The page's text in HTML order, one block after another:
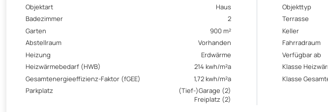
Objektart
Haus Objekttyp
Badezimmer
2 Terrasse
Garten
900 m² Keller
Abstellraum
Vorhanden Fahrradraum
Heizung
Erdwärme Verfügbar ab
Heizwärmebedarf (HWB)
214 kwh/m²a Klasse
Gesamtenergieeffizienz-Faktor (fGEE)
1,72 kwh/m²a Klasse
Parkplatz
(Tief-)Garage (2)
Freiplatz (2)